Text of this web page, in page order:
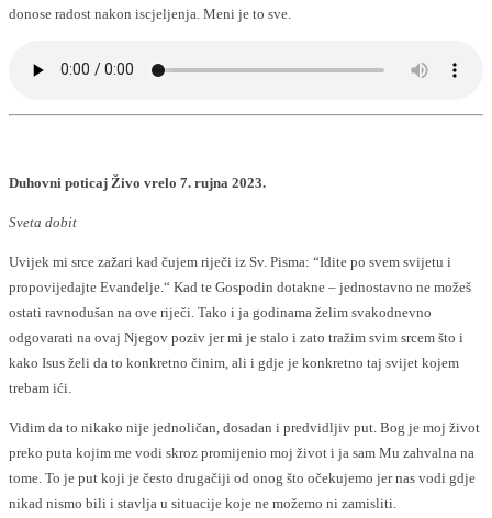
donose radost nakon iscjeljenja. Meni je to sve.
Duhovni poticaj Živo vrelo 7. rujna 2023.
Sveta dobit
Uvijek mi srce zažari kad čujem riječi iz Sv. Pisma: “Idite po svem svijetu i
propovijedajte Evanđelje.“ Kad te Gospodin dotakne – jednostavno ne možeš
ostati ravnodušan na ove riječi. Tako i ja godinama želim svakodnevno
odgovarati na ovaj Njegov poziv jer mi je stalo i zato tražim svim srcem što i
kako Isus želi da to konkretno činim, ali i gdje je konkretno taj svijet kojem
trebam ići.
Vidim da to nikako nije jednoličan, dosadan i predvidljiv put. Bog je moj život
preko puta kojim me vodi skroz promijenio moj život i ja sam Mu zahvalna na
tome. To je put koji je često drugačiji od onog što očekujemo jer nas vodi gdje
nikad nismo bili i stavlja u situacije koje ne možemo ni zamisliti.